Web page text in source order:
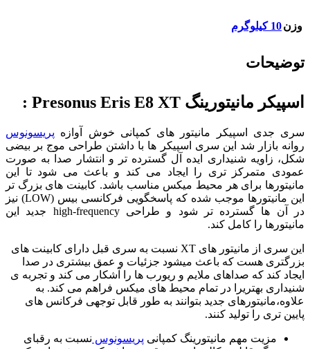
وزن10 کیلوگرم
توضیحات
اسپیکر مانیتورینگ Presonus Eris E8 XT :
سری جدی اسپیکر مانیتور های کمپانی خوش آوازه پریسونوس
روانه بازار شد این سری اسپیکر ها با داشتن طراحی موج بر بیضی
شکل، زاویه شنیداری ایده آل گسترده تر و انتشار صدا به صورت
عمودی متمرکز تری را ایجاد می کند و باعث می شود تا این
مانیتورها برای هر محیط میکس مناسب باشد. کابینت های بزرگ تر
این مانیتورها موجب شده که پاسخگویی فرکانسی بیس (LOW) نیز
در آن ها گسترده تر شود و طراحی high-frequency جدید این
مانیتورها را کامل کند.
این سری از مانیتور های XT نسبت به سری قبل دارای کابینت های
بزرگتری هست که باعث میشود جزئیات و عمق بیشتری در صدا
ایجاد کند که صداهای ملایم و ریورب ها را آشکار می کند و تجربه ی
شنیداری بهتریرا در تمام محیط های میکس فراهم می کند. به
علاوه،مانیتورهای جدید بتوانند به طور قابل توجهی فرکانس های
پایین تری را تولید کنند.
مزیت مهم مانیتورینگ کمپانی پریسونوس نسبت به رقبای